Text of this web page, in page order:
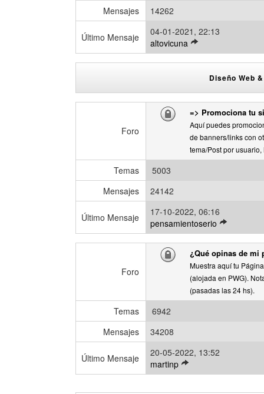
e
n
s
e
Mensajes
14262
Último Mensaje
04-01-2021, 22:13
altovicuna V
e
r
t
i
m
o
m
e
j
e
Diseño Web
Foro
=> Promociona tu
Aquí puedes
de banners/links con
tema/Post por
Temas
5003
Mensajes
24142
Último Mensaje
17-10-2022, 06:16
pensamientoserio V
e
r
ú
l
t
i
n
a
Foro
¿Qué opinas de mi
Muestra aquí tu
(alojada en PWG).
(pasadas las 24 hs).
Temas
6942
Mensajes
34208
Último Mensaje
20-05-2022, 13:52
martinp V
e